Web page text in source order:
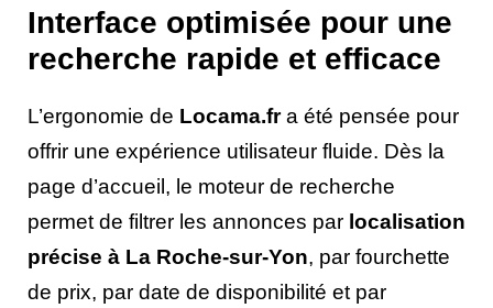
Interface optimisée pour une
recherche rapide et efficace
L’ergonomie de Locama.fra été pensée pour
offrir une expérience utilisateur fluide. Dès la
page d’accueil, le moteur de recherche
permet de filtrer les annonces par localisation
précise à La Roche-sur-Yon, par fourchette
de prix, par date de disponibilité et par